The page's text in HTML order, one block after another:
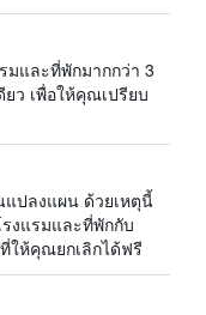
มและที่พักมากกว่า 3
ว เพื่อให้คุณเปรียบ
แปลงแผน ด้วยเหตุนี้
งแรมและที่พักกับ
ให้คุณยกเลิกได้ฟรี